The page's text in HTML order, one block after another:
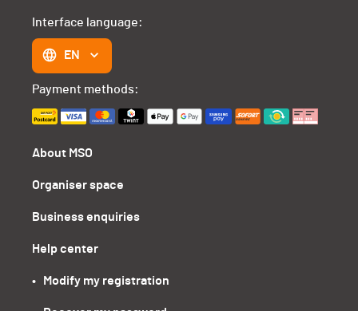
About MSO
Organiser space
Business enquiries
Help center
•   Modify my registration
Interface language:
EN
Payment methods: